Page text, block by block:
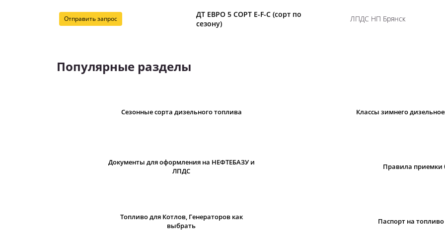
Отправить запрос
ДТ ЕВРО 5 СОРТ E-F-C (сорт по
сезону)
ЛПДС НП Брянск
Популярные разделы
Сезонные сорта дизельного топлива Классы зимнего
Документы для оформления на НЕФТЕБАЗУ и
ЛПДС
Правила приемки
Топливо для Котлов, Генераторов как
выбрать
Паспорт на